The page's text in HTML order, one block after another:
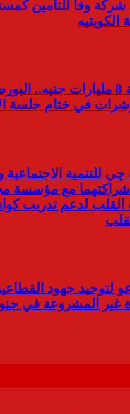
شركة وفا للتأمين
الكويتيه
مع خسائر بقيمة 8 مليارات
في ختام جلسة
للتنمية
مع مؤسسة
القلب لدعم تدريب
لتوحيد جهود
غير المشروعة في